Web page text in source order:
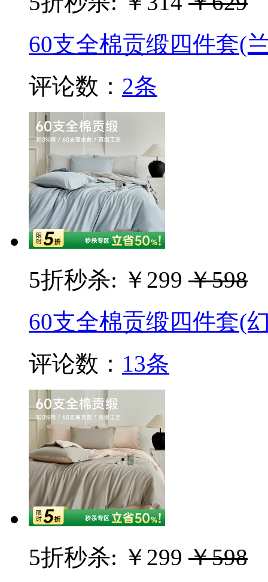
60支全棉贡缎四件套(
评论数： 2条
5折秒杀: ￥299 ￥598
60支全棉贡缎四件套(
评论数： 13条
5折秒杀: ￥299 ￥598